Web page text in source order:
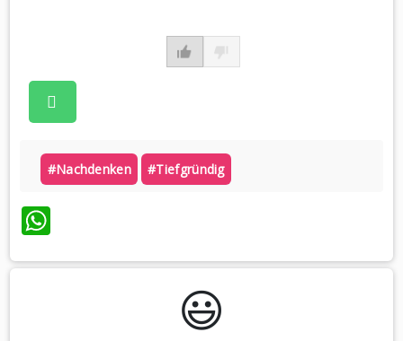
#nachdenken #tiefgründig
WhatsApp
😃️